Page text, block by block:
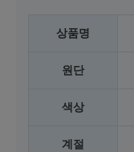
상품명
원단
색상
계절